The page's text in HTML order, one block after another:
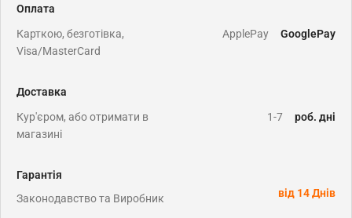
Оплата
Карткою, безготівка,
Visa/MasterCard
ApplePay GooglePay
Доставка
Кур'єром, або отримати в
магазині
1-7 роб. дні
Гарантія
Законодавство та Виробник
від 14 Днів